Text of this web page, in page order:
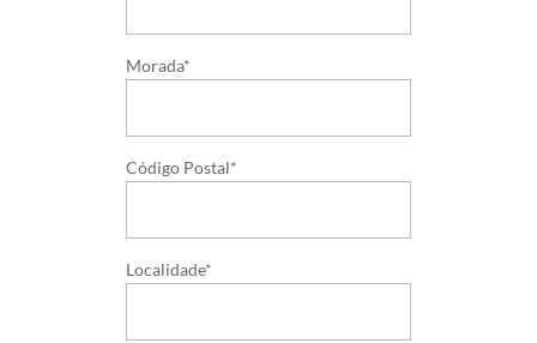
Morada*
Código Postal*
Localidade*